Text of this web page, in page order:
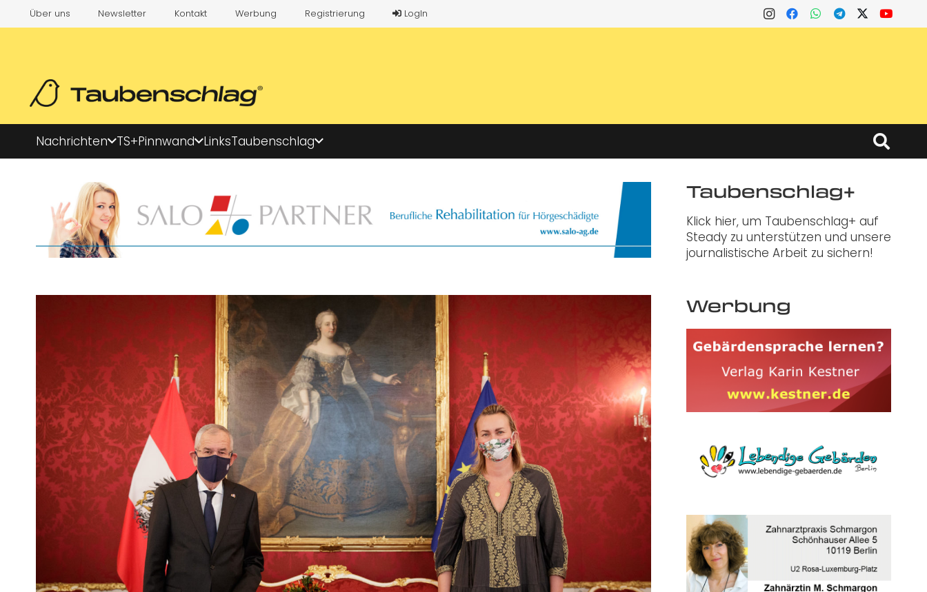
Über uns Newsletter Kontakt Werbung Registrierung LogIn
Nachrichten TS+Pinnwand LinksTaubenschlag
Taubenschlag+
Klick hier, um Taubenschlag+ auf
Steady zu unterstützen und unsere
journalistische Arbeit zu sichern!
Werbung